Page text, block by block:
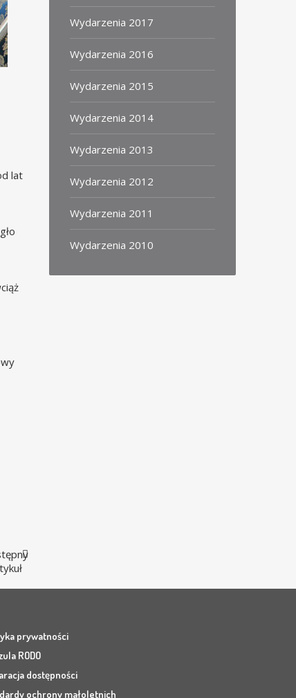
lat
Wydarzenia 2017
Wydarzenia 2016
Wydarzenia 2015
Wydarzenia 2014
Wydarzenia 2013
Wydarzenia 2012
Wydarzenia 2011
Wydarzenia 2010
prywatności
RODO
dostępności
ochrony małoletnich